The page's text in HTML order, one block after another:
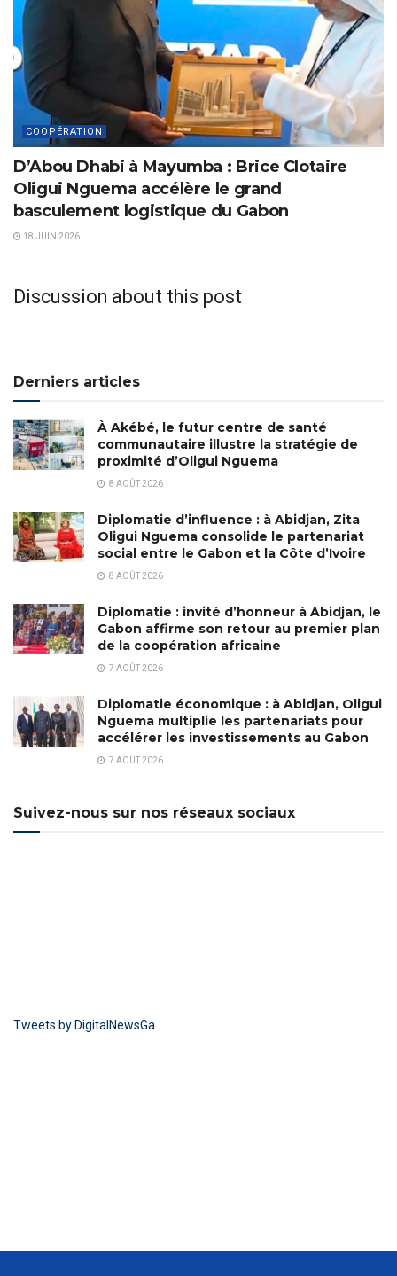
COOPÉRATION
D’Abou Dhabi à Mayumba : Brice Clotaire
Oligui Nguema accélère le grand
basculement logistique du Gabon
18 JUIN 2026
Discussion about this post
Derniers articles
À Akébé, le futur centre de santé
communautaire illustre la stratégie de
proximité d’Oligui Nguema
8 AOÛT 2026
Diplomatie d’influence : à Abidjan, Zita
Oligui Nguema consolide le partenariat
social entre le Gabon et la Côte d’Ivoire
8 AOÛT 2026
Diplomatie : invité d’honneur à Abidjan, le
Gabon affirme son retour au premier plan
de la coopération africaine
7 AOÛT 2026
Diplomatie économique : à Abidjan, Oligui
Nguema multiplie les partenariats pour
accélérer les investissements au Gabon
7 AOÛT 2026
Suivez-nous sur nos réseaux sociaux
Tweets by DigitalNewsGa